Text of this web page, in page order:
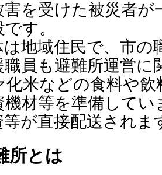
を受けた被災者が
す。
地域住民で、市の
職員も避難所運営に
米などの食料や飲
機材等を準備してい
が直接配送されま
とは